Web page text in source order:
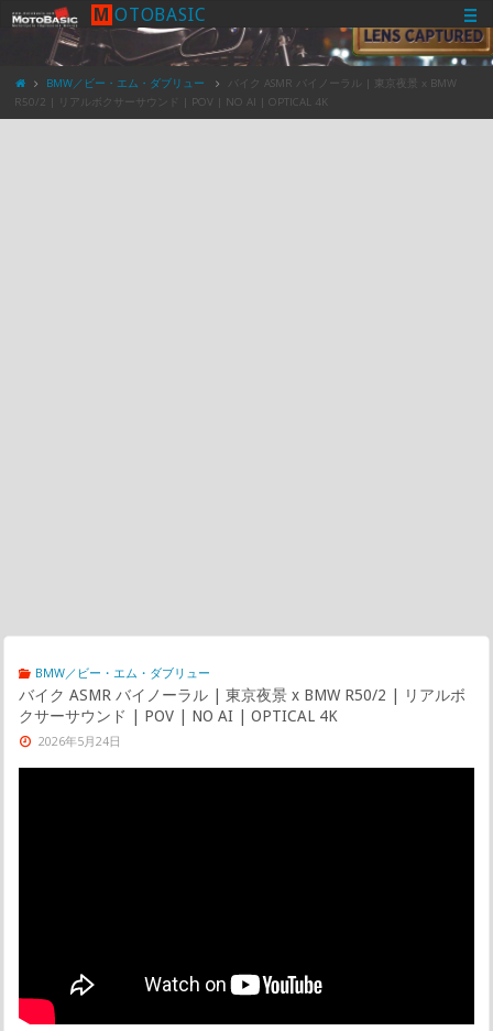
M OTOBASIC
BMW／ビー・エム・ダブリュー
バイク ASMR バイノーラル | 東京夜景 x BMW
R50/2 | リアルボクサーサウンド | POV | NO AI | OPTICAL 4K
BMW／ビー・エム・ダブリュー
バイク ASMR バイノーラル | 東京夜景 x BMW R50/2 | リアルボ
クサーサウンド | POV | NO AI | OPTICAL 4K
2026年5月24日